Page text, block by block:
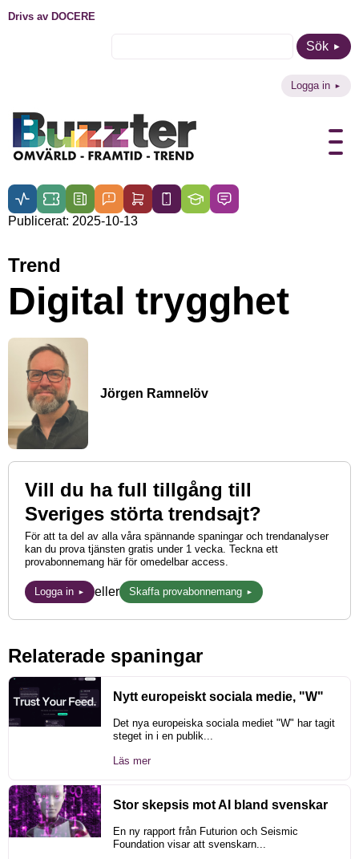
Drivs av DOCERE
Sök
Logga in
Publicerat: 2025-10-13
Trend
Digital trygghet
Jörgen Ramnelöv
Vill du ha full tillgång till
Sveriges störta trendsajt?
För att ta del av alla våra spännande spaningar och trendanalyser
kan du prova tjänsten gratis under 1 vecka. Teckna ett
provabonnemang här för omedelbar access.
Logga in eller Skaffa provabonnemang
Relaterade spaningar
Nytt europeiskt sociala medie, "W"
Det nya europeiska sociala mediet "W" har tagit
steget in i en publik...
Läs mer
Stor skepsis mot AI bland svenskar
En ny rapport från Futurion och Seismic
Foundation visar att svenskarn...